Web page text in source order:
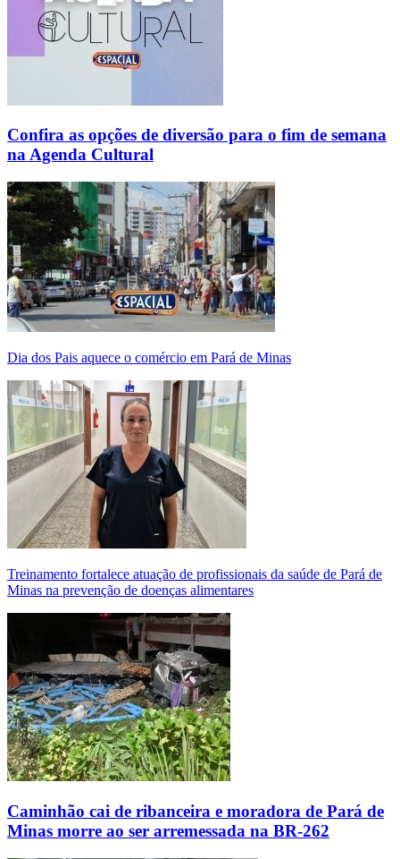
Confira as opções de diversão para o fim de semana
na Agenda Cultural
Dia dos Pais aquece o comércio em Pará de Minas
Treinamento fortalece atuação de profissionais da saúde de Pará de
Minas na prevenção de doenças alimentares
Caminhão cai de ribanceira e moradora de Pará de
Minas morre ao ser arremessada na BR-262